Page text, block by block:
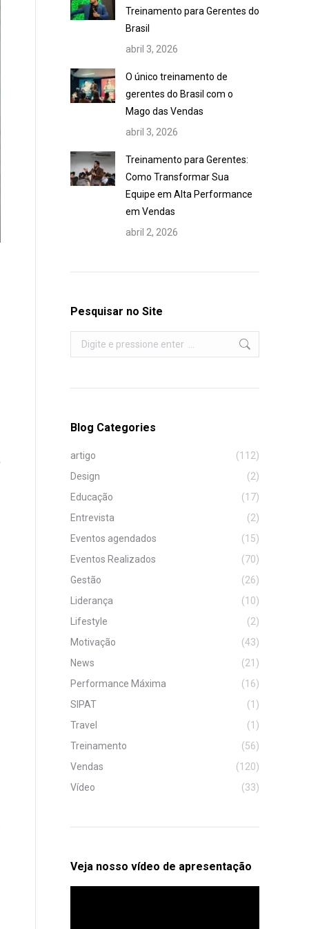
Treinamento para Gerentes do
Brasil
abril 3, 2026
O único treinamento de
gerentes do Brasil com o
Mago das Vendas
abril 3, 2026
Treinamento para Gerentes:
Como Transformar Sua
Equipe em Alta Performance
em Vendas
abril 2, 2026
Pesquisar no Site
Search:
Blog Categories
artigo
(112)
Design
(2)
Educação
(17)
Entrevista
(2)
Eventos agendados
(15)
Eventos Realizados
(70)
Gestão
(26)
Liderança
(10)
Lifestyle
(2)
Motivação
(43)
News
(21)
Performance Máxima
(16)
SIPAT
(1)
Travel
(1)
Treinamento
(56)
Vendas
(120)
Vídeo
(33)
Veja nosso vídeo de apresentação